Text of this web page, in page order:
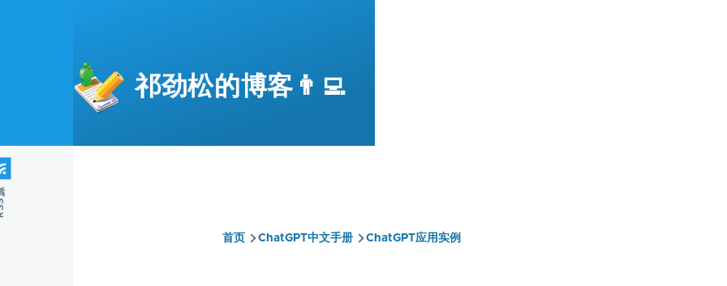
祁劲松的博客👨‍💻
首页 ChatGPT中文手册 ChatGPT应用实例